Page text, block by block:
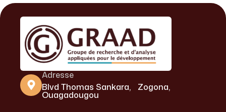
Adresse
Blvd Thomas Sankara, Zogona,
Ouagadougou